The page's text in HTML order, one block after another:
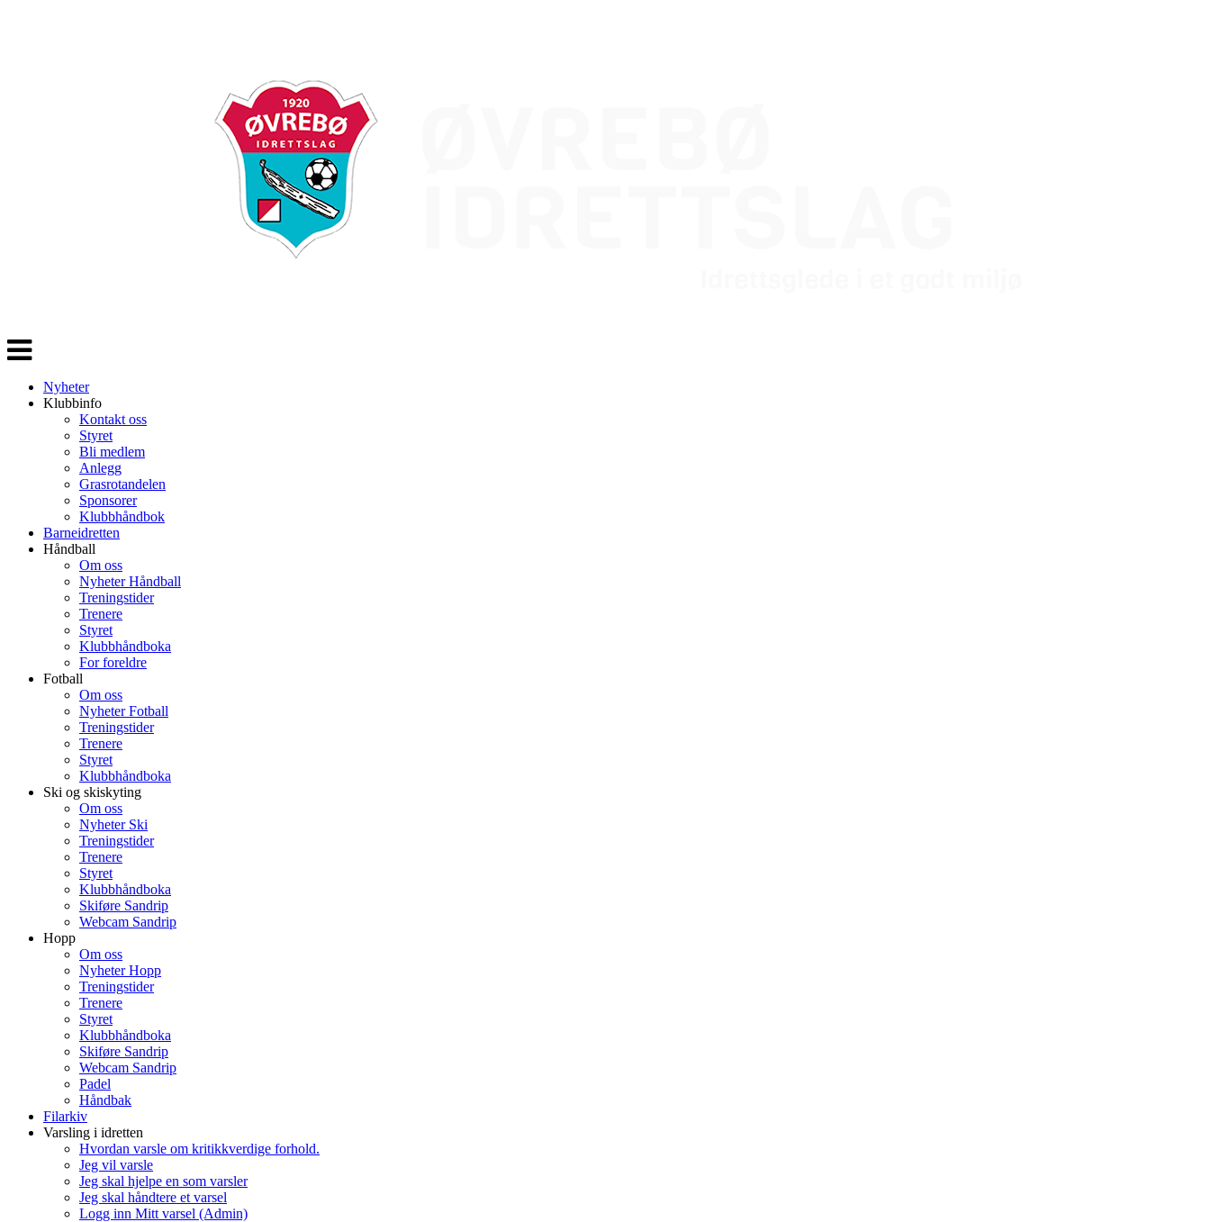
Veksle
navigasjon
Nyheter
Klubbinfo
Kontakt oss
Styret
Bli medlem
Anlegg
Grasrotandelen
Sponsorer
Klubbhåndbok
Barneidretten
Håndball
Om oss
Nyheter Håndball
Treningstider
Trenere
Styret
Klubbhåndboka
For foreldre
Fotball
Om oss
Nyheter Fotball
Treningstider
Trenere
Styret
Klubbhåndboka
Ski og skiskyting
Om oss
Nyheter Ski
Treningstider
Trenere
Styret
Klubbhåndboka
Skiføre Sandrip
Webcam Sandrip
Hopp
Om oss
Nyheter Hopp
Treningstider
Trenere
Styret
Klubbhåndboka
Skiføre Sandrip
Webcam Sandrip
Padel
Håndbak
Filarkiv
Varsling i idretten
Hvordan varsle om kritikkverdige forhold.
Jeg vil varsle
Jeg skal hjelpe en som varsler
Jeg skal håndtere et varsel
Logg inn Mitt varsel (Admin)